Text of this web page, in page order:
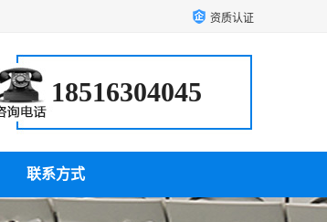
资质认证
18516304045
联系方式